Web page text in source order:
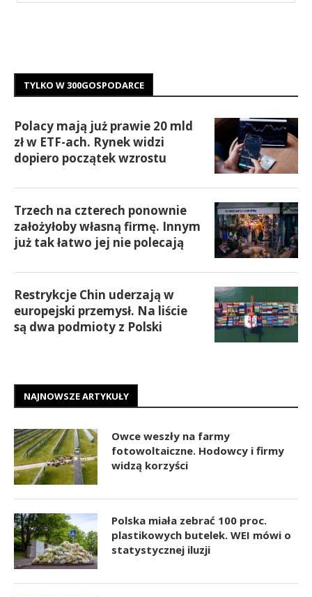
TYLKO W 300GOSPODARCE
Polacy mają już prawie 20 mld
zł w ETF-ach. Rynek widzi
dopiero początek wzrostu
Trzech na czterech ponownie
założyłoby własną firmę. Innym
już tak łatwo jej nie polecają
Restrykcje Chin uderzają w
europejski przemysł. Na liście
są dwa podmioty z Polski
NAJNOWSZE ARTYKUŁY
Owce weszły na farmy
fotowoltaiczne. Hodowcy i firmy
widzą korzyści
Polska miała zebrać 100 proc.
plastikowych butelek. WEI mówi o
statystycznej iluzji